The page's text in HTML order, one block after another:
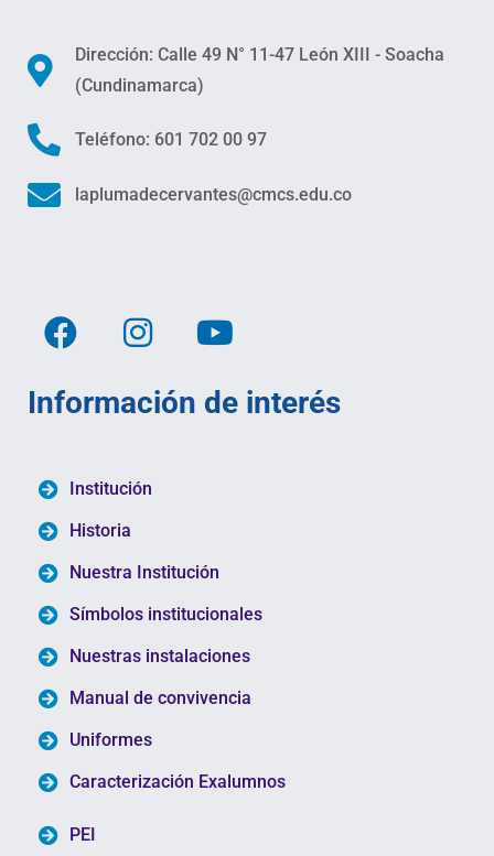
Dirección: Calle 49 N° 11-47 León XIII - Soacha
(Cundinamarca)
Teléfono: 601 702 00 97
laplumadecervantes@cmcs.edu.co
Información de interés
Institución
Historia
Nuestra Institución
Símbolos institucionales
Nuestras instalaciones
Manual de convivencia
Uniformes
Caracterización Exalumnos
PEI